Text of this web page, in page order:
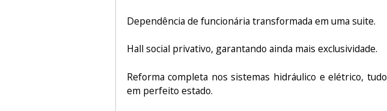
Dependência de funcionária transformada em uma suite.
Hall social privativo, garantando ainda mais exclusividade.
Reforma completa nos sistemas hidráulico e elétrico, tudo
em perfeito estado.